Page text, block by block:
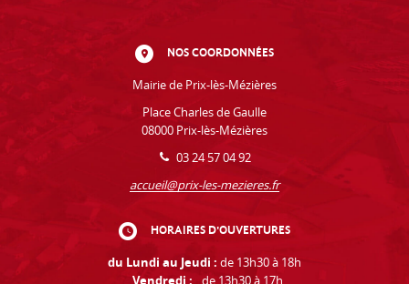
NOS COORDONNÉES
Mairie de Prix-lès-Mézières
Place Charles de Gaulle
08000 Prix-lès-Mézières
03 24 57 04 92
accueil@prix-les-mezieres.fr
HORAIRES D'OUVERTURES
du Lundi au Jeudi : de 13h30 à 18h
Vendredi :
de 13h30 à 17h